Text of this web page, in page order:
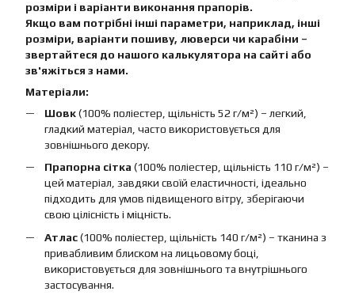
розміри і варіанти виконання прапорів.
Якщо вам потрібні інші параметри, наприклад, інші
розміри, варіанти пошиву, люверси чи карабіни –
звертайтеся до нашого калькулятора на сайті або
зв'яжіться з нами.
Матеріали:
Шовк(100% поліестер, щільність 52 г/м²) – легкий,
гладкий матеріал, часто використовується для
зовнішнього декору.
Прапорна сітка (100% поліестер, щільність 110 г/м²) –
цей матеріал, завдяки своїй еластичності, ідеально
підходить для умов підвищеного вітру, зберігаючи
свою цілісність і міцність.
Атлас(100% поліестер, щільність 140 г/м²) – тканина з
привабливим блиском на лицьовому боці,
використовується для зовнішнього та внутрішнього
застосування.